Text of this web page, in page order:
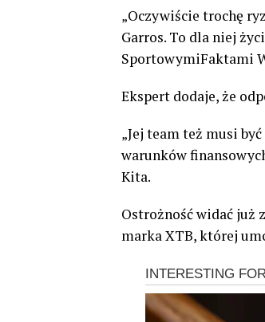
„Oczywiście trochę
Garros. To dla niej
SportowymiFaktami
Ekspert dodaje, że
„Jej team też musi
warunków
Kita.
Ostrożność widać już
marka XTB, której